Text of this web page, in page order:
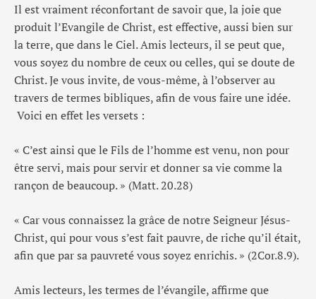
Il est vraiment réconfortant de savoir que, la joie que
produit l’Evangile de Christ, est effective, aussi bien sur
la terre, que dans le Ciel. Amis lecteurs, il se peut que,
vous soyez du nombre de ceux ou celles, qui se doute de
Christ. Je vous invite, de vous-même, à l’observer au
travers de termes bibliques, afin de vous faire une idée.
Voici en effet les versets :
« C’est ainsi que le Fils de l’homme est venu, non pour
être servi, mais pour servir et donner sa vie comme la
rançon de beaucoup. » (Matt. 20.28)
« Car vous connaissez la grâce de notre Seigneur Jésus-
Christ, qui pour vous s’est fait pauvre, de riche qu’il était,
afin que par sa pauvreté vous soyez enrichis. » (2Cor.8.9).
Amis lecteurs, les termes de l’évangile, affirme que